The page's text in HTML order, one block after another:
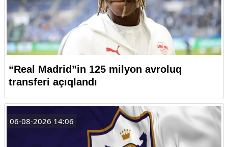
“Real Madrid”in 125 milyon avroluq
transferi açıqlandı
06-08-2026 14:06